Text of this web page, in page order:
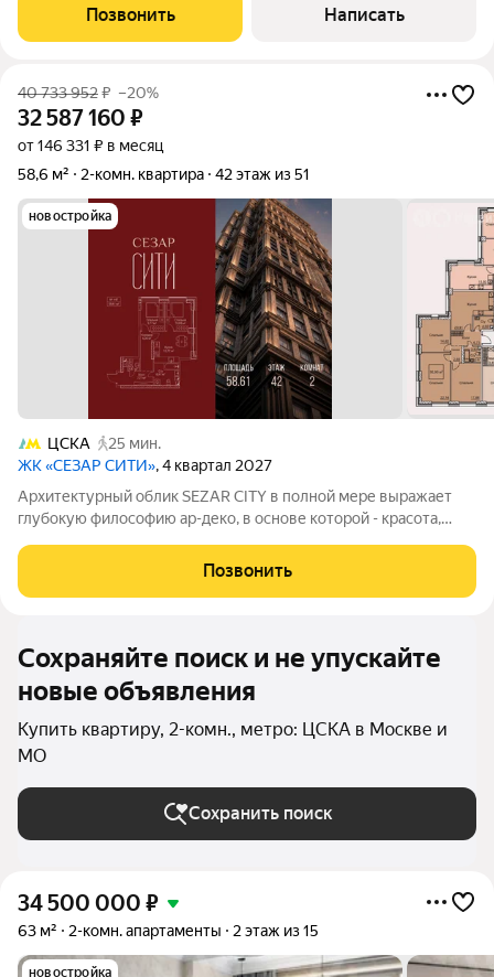
расположена на 31 этаже, откуда открываются панорамные
виды на город и башни
Позвонить Написать
40 733 952₽ –20%
32 587 160 ₽
от 146 331 ₽ в месяц
58,6 м²
2-комн. квартира 42 этаж из 51
новостройка
ЦСКА
25 мин.
ЖК «СЕЗАР СИТИ», 4 квартал 2027
Архитектурный облик SEZAR CITY в полной мере выражает
глубокую философию ар-деко, в основе которой - красота,
продолжает традиции величественной архитектуры зданий на
престижных магистралях Москвы.
Позвонить
Сохраняйте поиск и не упускайте
новые объявления
Купить квартиру, 2-комн., метро: ЦСКА в Москве и
МО
Сохранить поиск
34 500 000 ₽
63 м² 2-комн. апартаменты 2 этаж из 15
новостройка